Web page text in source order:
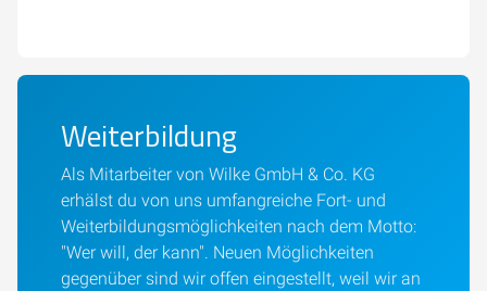
Weiterbildung
Als Mitarbeiter von Wilke GmbH & Co. KG
erhälst du von uns umfangreiche Fort- und
Weiterbildungsmöglichkeiten nach dem Motto:
"Wer will, der kann". Neuen Möglichkeiten
gegenüber sind wir offen eingestellt, weil wir an